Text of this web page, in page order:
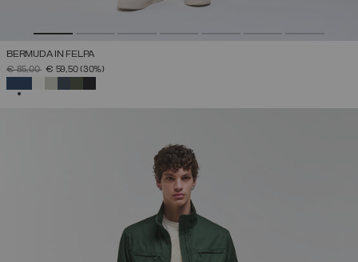
BERMUDA IN FELPA
PREZZO RIDOTTO DA
€ 85,00A€ 59,50(30%)